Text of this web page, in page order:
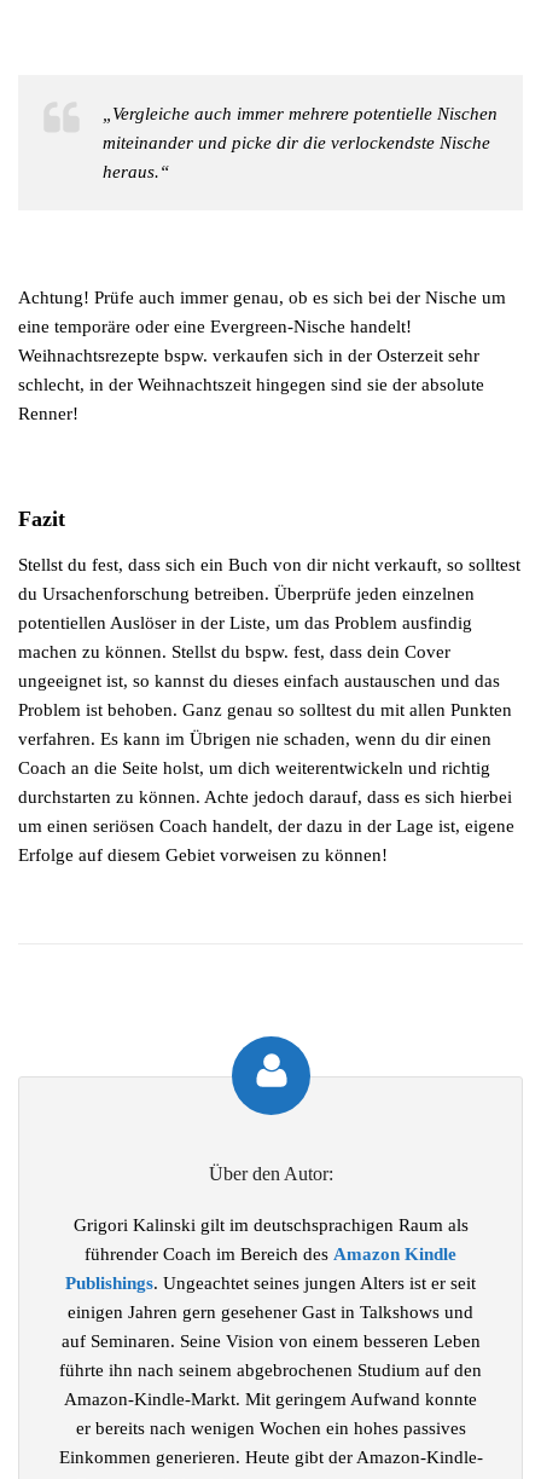
„Vergleiche auch immer mehrere potentielle Nischen
miteinander und picke dir die verlockendste Nische
heraus.“
Achtung! Prüfe auch immer genau, ob es sich bei der Nische um
eine temporäre oder eine Evergreen-Nische handelt!
Weihnachtsrezepte bspw. verkaufen sich in der Osterzeit sehr
schlecht, in der Weihnachtszeit hingegen sind sie der absolute
Renner!
Fazit
Stellst du fest, dass sich ein Buch von dir nicht verkauft, so solltest
du Ursachenforschung betreiben. Überprüfe jeden einzelnen
potentiellen Auslöser in der Liste, um das Problem ausfindig
machen zu können. Stellst du bspw. fest, dass dein Cover
ungeeignet ist, so kannst du dieses einfach austauschen und das
Problem ist behoben. Ganz genau so solltest du mit allen Punkten
verfahren. Es kann im Übrigen nie schaden, wenn du dir einen
Coach an die Seite holst, um dich weiterentwickeln und richtig
durchstarten zu können. Achte jedoch darauf, dass es sich hierbei
um einen seriösen Coach handelt, der dazu in der Lage ist, eigene
Erfolge auf diesem Gebiet vorweisen zu können!
Über den Autor:
Grigori Kalinski gilt im deutschsprachigen Raum als
führender Coach im Bereich des Amazon Kindle
Publishings. Ungeachtet seines jungen Alters ist er seit
einigen Jahren gern gesehener Gast in Talkshows und
auf Seminaren. Seine Vision von einem besseren Leben
führte ihn nach seinem abgebrochenen Studium auf den
Amazon-Kindle-Markt. Mit geringem Aufwand konnte
er bereits nach wenigen Wochen ein hohes passives
Einkommen generieren. Heute gibt der Amazon-Kindle-